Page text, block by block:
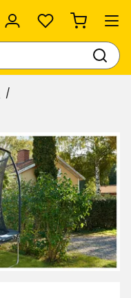
Suosikit